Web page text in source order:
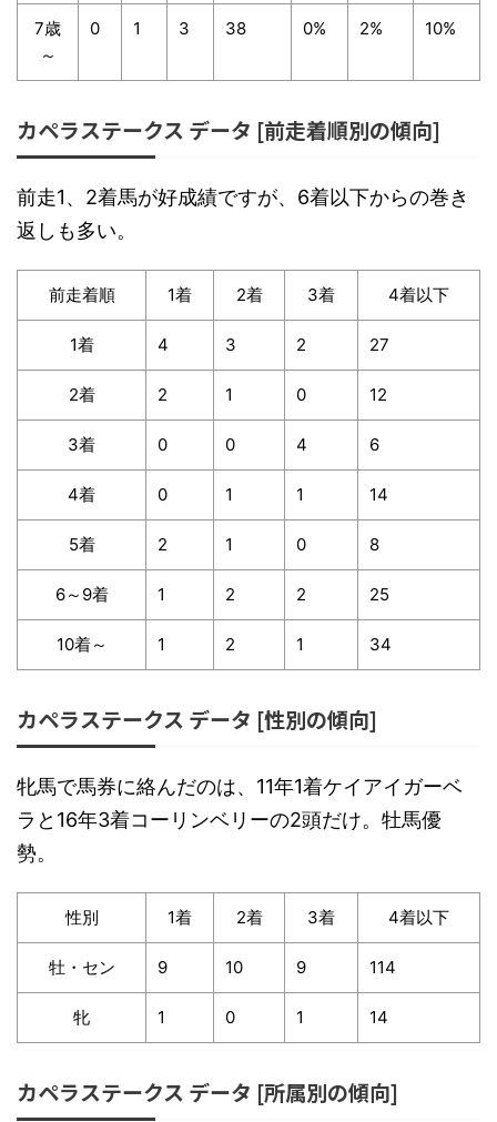
7歳
～
0 1 3 38 0% 2% 10%
カペラステークス データ [前走着順別の傾向]
前走1、2着馬が好成績ですが、6着以下からの巻き
返しも多い。
前走着順 1着 2着 3着 4着以下
1着 4 3 2 27
2着 2 1 0 12
3着 0 0 4 6
4着 0 1 1 14
5着 2 1 0 8
6～9着 1 2 2 25
10着～ 1 2 1 34
カペラステークス データ [性別の傾向]
牝馬で馬券に絡んだのは、11年1着ケイアイガーベ
ラと16年3着コーリンベリーの2頭だけ。牡馬優
勢。
性別 1着 2着 3着 4着以下
牡・セン 9 10 9 114
牝 1 0 1 14
カペラステークス データ [所属別の傾向]